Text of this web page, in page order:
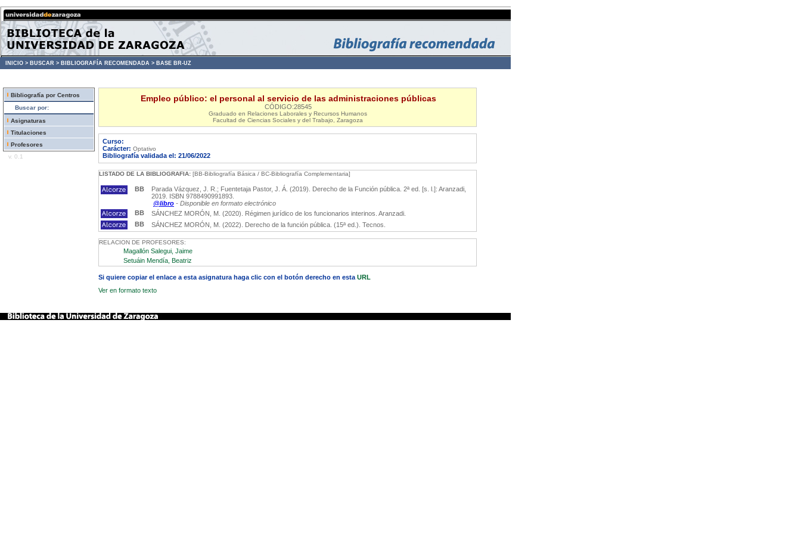
INICIO > BUSCAR > BIBLIOGRAFÍA RECOMENDADA > BASE BR-UZ
Bibliografía por Centros
Buscar por:
Asignaturas
Titulaciones
Profesores
v. 0.1
Empleo público: el personal al servicio de las administraciones públicas
CÓDIGO:28545
Graduado en Relaciones Laborales y Recursos Humanos
Facultad de Ciencias Sociales y del Trabajo, Zaragoza
Curso:
Carácter: Optativo
Bibliografía validada el: 21/06/2022
LISTADO DE LA BIBLIOGRAFIA: [BB-Bibliografía Básica / BC-Bibliografía Complementaria]
BB
Parada Vázquez, J. R.; Fuentetaja Pastor, J. Á. (2019). Derecho de la Función pública. 2ª ed. [s. l.]: Aranzadi,
2019. ISBN 9788490991893.
@libro - Disponible en formato electrónico
BB
SÁNCHEZ MORÓN, M. (2020). Régimen jurídico de los funcionarios interinos. Aranzadi.
BB
SÁNCHEZ MORÓN, M. (2022). Derecho de la función pública. (15ª ed.). Tecnos.
RELACION DE PROFESORES:
Magallón Salegui, Jaime
Setuáin Mendía, Beatriz
Si quiere copiar el enlace a esta asignatura haga clic con el botón derecho en esta URL
Ver en formato texto